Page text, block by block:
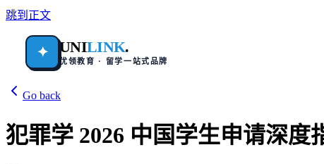
跳到正文
✦ UNILINK.
优领教育 · 留学一站式品牌
Go back
犯罪学 2026 中国学生申请深